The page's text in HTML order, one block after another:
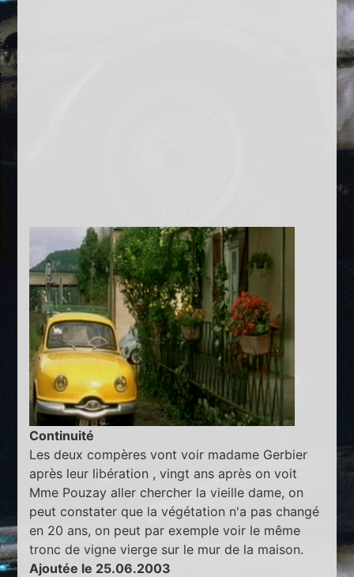
Continuité
Les deux compères vont voir madame Gerbier
après leur libération , vingt ans après on voit
Mme Pouzay aller chercher la vieille dame, on
peut constater que la végétation n'a pas changé
en 20 ans, on peut par exemple voir le même
tronc de vigne vierge sur le mur de la maison.
Ajoutée le 25.06.2003